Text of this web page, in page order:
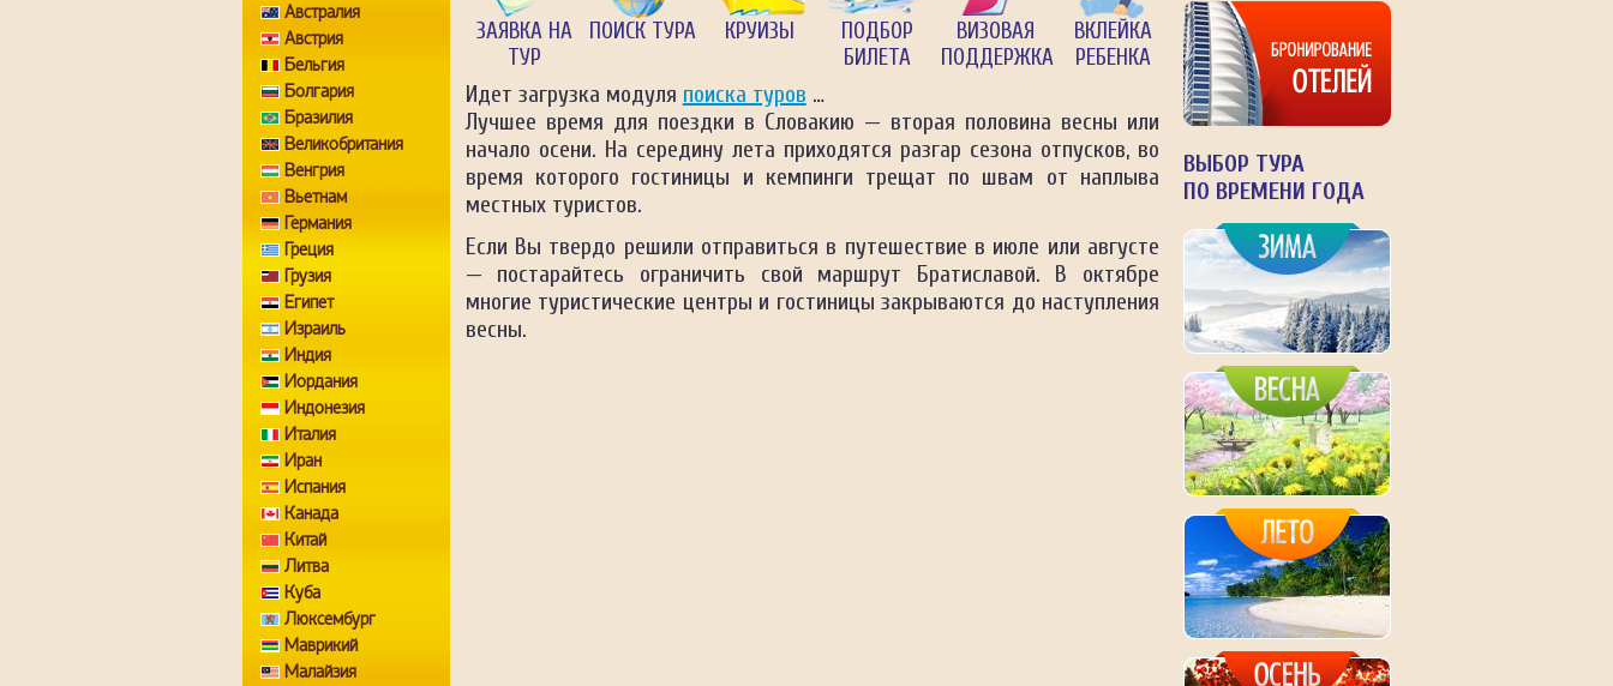
Австралия
Австрия
Бельгия
Болгария
Бразилия
Великобритания
Венгрия
Вьетнам
Германия
Греция
Грузия
Египет
Израиль
Индия
Иордания
Индонезия
Италия
Иран
Испания
Канада
Китай
Литва
Куба
Люксембург
Маврикий
Малайзия
ЗАЯВКА НА
ТУР
ПОИСК ТУРА КРУИЗЫ
ПОДБОР
БИЛЕТА
ВИЗОВАЯ
ПОДДЕРЖКА
ВКЛЕЙКА
РЕБЕНКА
Идет загрузка модуля поиска туров …
Лучшее время для поездки в Словакию — вторая половина весны или
начало осени. На середину лета приходятся разгар сезона отпусков, во
время которого гостиницы и кемпинги трещат по швам от наплыва
местных туристов.
Если Вы твердо решили отправиться в путешествие в июле или августе
— постарайтесь ограничить свой маршрут Братиславой. В октябре
многие туристические центры и гостиницы закрываются до наступления
весны.
ВЫБОР ТУРА
ПО ВРЕМЕНИ ГОДА